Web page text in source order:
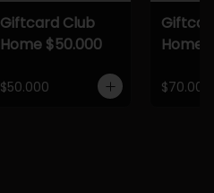
Giftcard Club
Home $50.000
$50.000
Home
$70.000